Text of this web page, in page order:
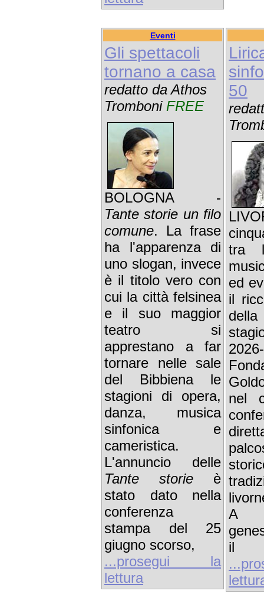
Eventi
Gli spettacoli
tornano a casa
redatto da Athos
Tromboni FREE
BOLOGNA -
Tante storie un filo
comune. La frase
ha l'apparenza di
uno slogan, invece
è il titolo vero con
cui la città felsinea
e il suo maggior
teatro si
apprestano a far
tornare nelle sale
del Bibbiena le
stagioni di opera,
danza, musica
sinfonica e
cameristica.
L'annuncio delle
Tante storie è
stato dato nella
conferenza
stampa del 25
giugno scorso,
...prosegui la
lettura
50
tra
ed
il
nel
A
il